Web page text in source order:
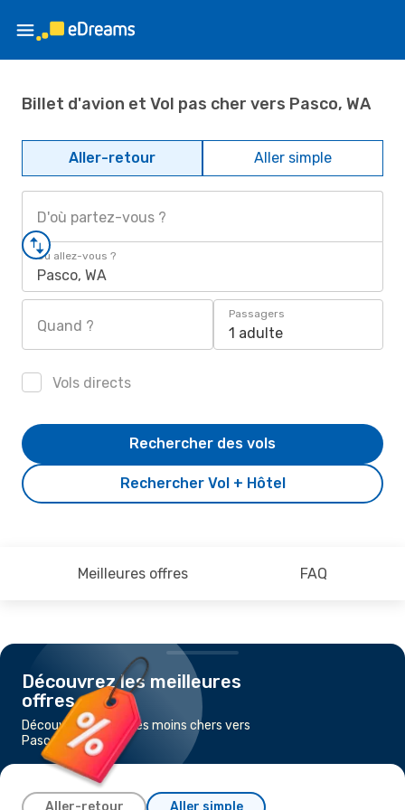
Billet d'avion et Vol pas cher vers Pasco, WA
Aller-retour Aller simple
D'où partez-vous ?
Où allez-vous ?
Pasco, WA
Quand ?
Passagers
1 adulte
Vols directs
Rechercher Vol + Hôtel
Rechercher des vols
Meilleures offres FAQ
Découvrez les meilleures
offres
Découvrez les vols les moins chers vers
Pasco, WA
Aller-retour Aller simple